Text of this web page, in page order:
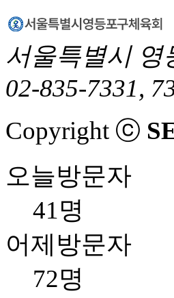
서울특별시 영
02-835-7331,
Copyright ⓒ
오늘방문자
41명
어제방문자
72명